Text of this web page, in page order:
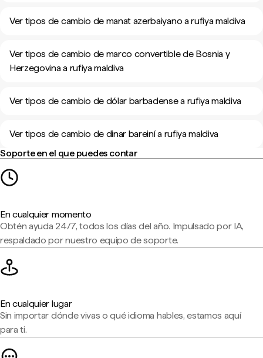
Ver tipos de cambio de manat azerbaiyano a rufiya maldiva
Ver tipos de cambio de marco convertible de Bosnia y
Herzegovina a rufiya maldiva
Ver tipos de cambio de dólar barbadense a rufiya maldiva
Ver tipos de cambio de dinar bareiní a rufiya maldiva
Soporte en el que puedes contar
En cualquier momento
Obtén ayuda 24/7, todos los días del año. Impulsado por IA,
respaldado por nuestro equipo de soporte.
En cualquier lugar
Sin importar dónde vivas o qué idioma hables, estamos aquí
para ti.